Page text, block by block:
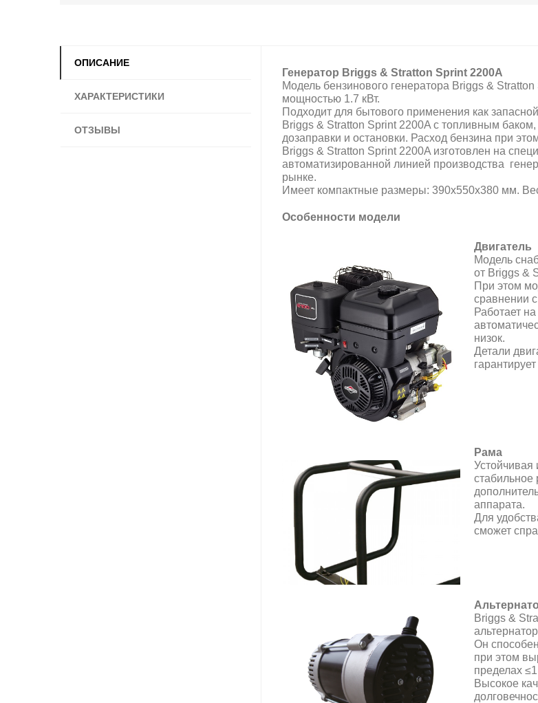
ОПИСАНИЕ
ХАРАКТЕРИСТИКИ
ОТЗЫВЫ
Генератор Briggs & Stratton Sprint 2200A
Модель бензинового генератора Briggs &
мощностью 1.7 кВт.
Подходит для бытового применения как
Briggs & Stratton Sprint 2200A с топливным
дозаправки и остановки. Расход бензина при
Briggs & Stratton Sprint 2200A изготовлен на
автоматизированной линией производства
рынке.
Имеет компактные размеры: 390х550х380 мм.
Особенности модели
Двигатель
Модель
от Briggs &
При этом
сравнении
Работает
низок.
Детали
Рама
Устойчивая
стабильное
аппарата.
Для
сможет
Briggs &
Он
при этом
пределах
Высокое